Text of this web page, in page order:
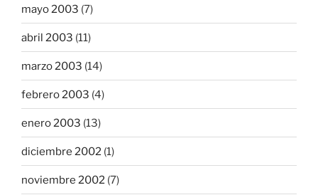
mayo 2003 (7)
abril 2003 (11)
marzo 2003 (14)
febrero 2003 (4)
enero 2003 (13)
diciembre 2002 (1)
noviembre 2002 (7)